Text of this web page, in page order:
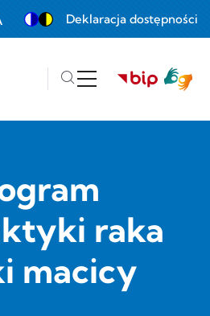
to 100%
Deklaracja dostępności
raka
macicy